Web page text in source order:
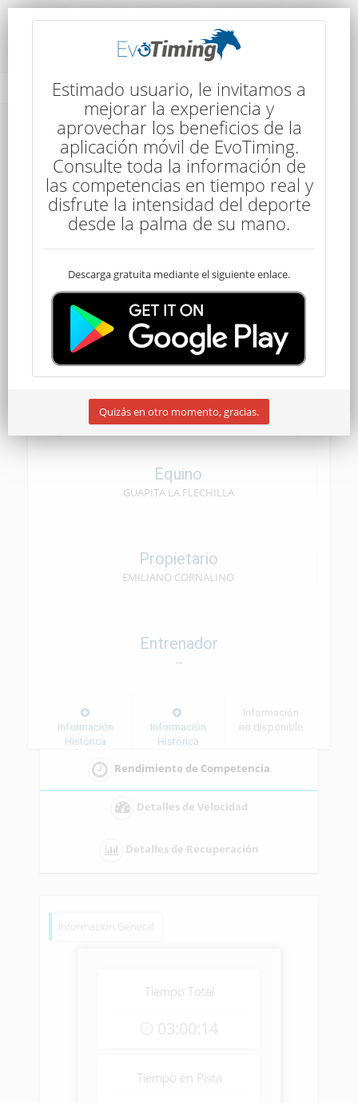
Rendimiento del Competidor
34
German GOLFARINI
Clasificado
50 kms
CEN SENIOR
09/05/2026
Equino
GUAPITA LA FLECHILLA
Propietario
EMILIANO CORNALINO
Entrenador
--
Información
Histórica
Información
Histórica
Información
no disponible
Rendimiento de Competencia
Detalles de Velocidad
Detalles de Recuperación
Información General
Tiempo Total
03:00:14
Tiempo en Pista
Estimado usuario, le invitamos a
mejorar la experiencia y
aprovechar los beneficios de la
aplicación móvil de EvoTiming.
Consulte toda la información de
las competencias en tiempo real y
disfrute la intensidad del deporte
desde la palma de su mano.
Descarga gratuita mediante el siguiente enlace.
Quizás en otro momento, gracias.